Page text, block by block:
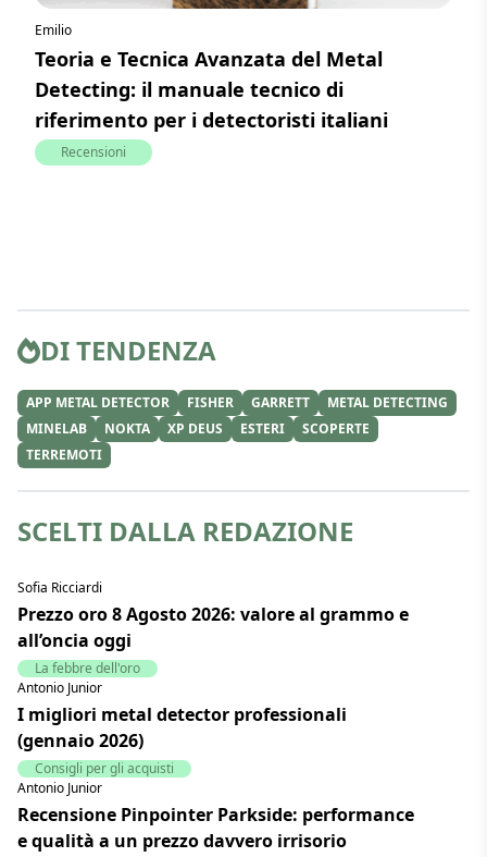
Emilio
Teoria e Tecnica Avanzata del Metal
Detecting: il manuale tecnico di
riferimento per i detectoristi italiani
Recensioni
DI TENDENZA
APP METAL DETECTOR FISHER GARRETT
METAL DETECTING
MINELAB
NOKTA XP DEUS ESTERI
SCOPERTE
TERREMOTI
SCELTI DALLA REDAZIONE
Sofia Ricciardi
Prezzo oro 8 Agosto 2026: valore al grammo e
all’oncia oggi
La febbre dell'oro
Antonio Junior
I migliori metal detector professionali
(gennaio 2026)
Consigli per gli acquisti
Antonio Junior
Recensione Pinpointer Parkside: performance
e qualità a un prezzo davvero irrisorio